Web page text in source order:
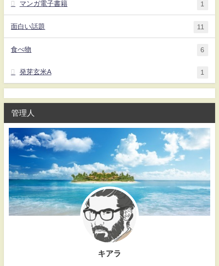
マンガ電子書籍 1
面白い話題 11
食べ物 6
発芽玄米A 1
管理人
キアラ